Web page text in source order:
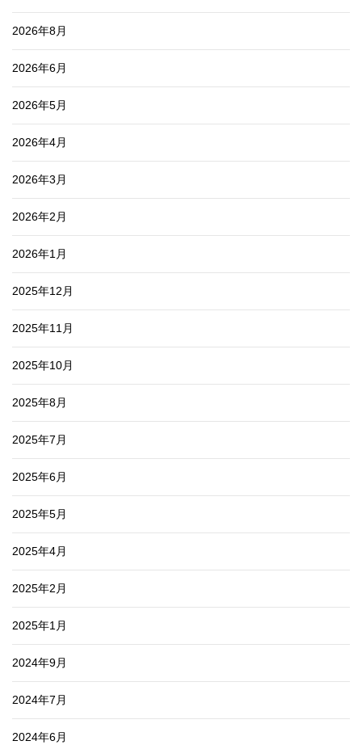
2026年8月
2026年6月
2026年5月
2026年4月
2026年3月
2026年2月
2026年1月
2025年12月
2025年11月
2025年10月
2025年8月
2025年7月
2025年6月
2025年5月
2025年4月
2025年2月
2025年1月
2024年9月
2024年7月
2024年6月